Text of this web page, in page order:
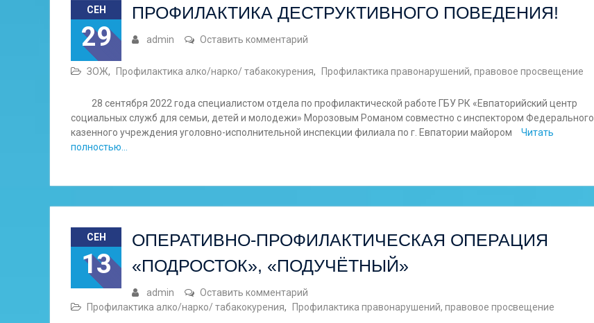
СЕН
29
ПРОФИЛАКТИКА ДЕСТРУКТИВНОГО ПОВЕДЕНИЯ!
admin Оставить комментарий
ЗОЖ, Профилактика алко/нарко/ табакокурения, Профилактика правонарушений, правовое просвещение
28 сентября 2022 года специалистом отдела по профилактической работе ГБУ РК «Евпаторийский центр
социальных служб для семьи, детей и молодежи» Морозовым Романом совместно с инспектором Федерального
казенного учреждения уголовно-исполнительной инспекции филиала по г. Евпатории майором
Читать
полностью…
СЕН
13
ОПЕРАТИВНО-ПРОФИЛАКТИЧЕСКАЯ ОПЕРАЦИЯ
«ПОДРОСТОК», «ПОДУЧЁТНЫЙ»
admin
Оставить комментарий
Профилактика алко/нарко/ табакокурения, Профилактика правонарушений, правовое просвещение